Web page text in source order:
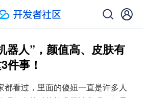
器人”，颜值高、皮肤有
件事！
都看过，里面的傻妞一直是许多人